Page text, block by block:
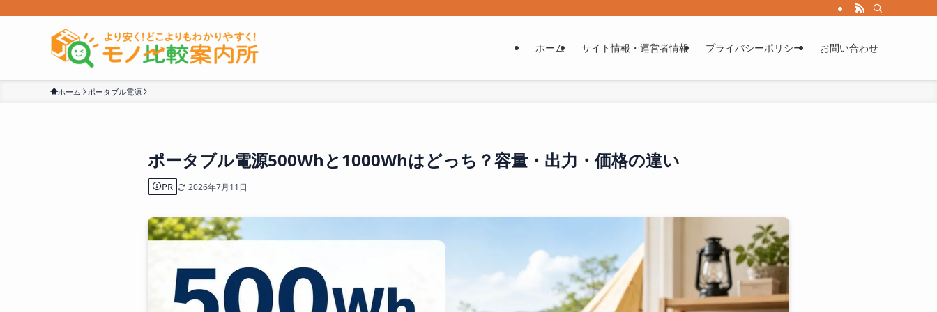
ホーム サイト情報・運営者情報 プライバシーポリシー お問い合わせ
ホーム ポータブル電源
ポータブル電源500Whと1000Whはどっち？容量・出力・価格の違い
PR 2026年7月11日